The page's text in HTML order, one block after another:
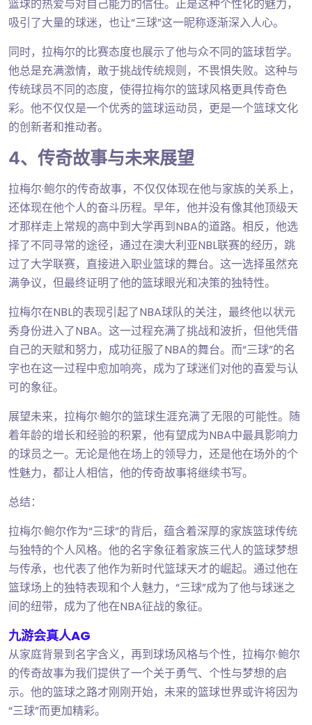
篮球的热爱与对自己能力的信任。正是这种个性化的魅力，
吸引了大量的球迷，也让“三球”这一昵称逐渐深入人心。
同时，拉梅尔的比赛态度也展示了他与众不同的篮球哲学。
他总是充满激情，敢于挑战传统规则，不畏惧失败。这种与
传统球员不同的态度，使得拉梅尔的篮球风格更具传奇色
彩。他不仅仅是一个优秀的篮球运动员，更是一个篮球文化
的创新者和推动者。
4、传奇故事与未来展望
拉梅尔·鲍尔的传奇故事，不仅仅体现在他与家族的关系上，
还体现在他个人的奋斗历程。早年，他并没有像其他顶级天
才那样走上常规的高中到大学再到NBA的道路。相反，他选
择了不同寻常的途径，通过在澳大利亚NBL联赛的经历，跳
过了大学联赛，直接进入职业篮球的舞台。这一选择虽然充
满争议，但最终证明了他的篮球眼光和决策的独特性。
拉梅尔在NBL的表现引起了NBA球队的关注，最终他以状元
秀身份进入了NBA。这一过程充满了挑战和波折，但他凭借
自己的天赋和努力，成功征服了NBA的舞台。而“三球”的名
字也在这一过程中愈加响亮，成为了球迷们对他的喜爱与认
可的象征。
展望未来，拉梅尔·鲍尔的篮球生涯充满了无限的可能性。随
着年龄的增长和经验的积累，他有望成为NBA中最具影响力
的球员之一。无论是他在场上的领导力，还是他在场外的个
性魅力，都让人相信，他的传奇故事将继续书写。
总结：
拉梅尔·鲍尔作为“三球”的背后，蕴含着深厚的家族篮球传统
与独特的个人风格。他的名字象征着家族三代人的篮球梦想
与传承，也代表了他作为新时代篮球天才的崛起。通过他在
篮球场上的独特表现和个人魅力，“三球”成为了他与球迷之
间的纽带，成为了他在NBA征战的象征。
九游会真人AG
从家庭背景到名字含义，再到球场风格与个性，拉梅尔·鲍尔
的传奇故事为我们提供了一个关于勇气、个性与梦想的启
示。他的篮球之路才刚刚开始，未来的篮球世界或许将因为
“三球”而更加精彩。